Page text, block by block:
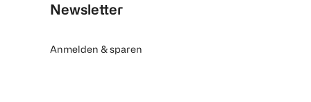
Newsletter
Anmelden & sparen